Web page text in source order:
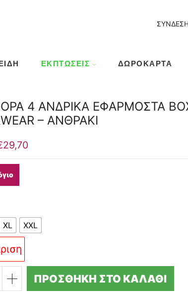
ΕΚΠΤΏΣΕΙΣ ΔΩΡΟΚΆΡΤΑ
4 ΑΝΔΡΙΚΑ ΕΦΑΡΜΟΣΤΑ
– ΑΝΘΡΑΚΙ
29,70
τρέχουσα
XL XXL
ΠΡΟΣΘΉΚΗ ΣΤΟ ΚΑΛΆΘΙ